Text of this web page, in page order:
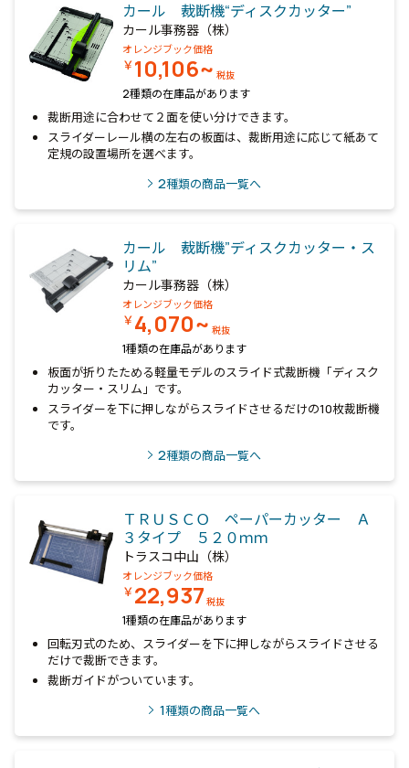
カール 裁断機“ディスクカッター”
カール事務器（株）
オレンジブック価格
￥10,106~ 税抜
2種類の在庫品があります
裁断用途に合わせて２面を使い分けできます。
スライダーレール横の左右の板面は、裁断用途に応じて紙あて
定規の設置場所を選べます。
2種類の商品一覧へ
カール 裁断機”ディスクカッター・ス
リム”
カール事務器（株）
オレンジブック価格
￥4,070~ 税抜
1種類の在庫品があります
板面が折りたためる軽量モデルのスライド式裁断機「ディスク
カッター・スリム」です。
スライダーを下に押しながらスライドさせるだけの10枚裁断機
です。
2種類の商品一覧へ
ＴＲＵＳＣＯ ペーパーカッター Ａ
３タイプ ５２０ｍｍ
トラスコ中山（株）
オレンジブック価格
￥22,937 税抜
1種類の在庫品があります
回転刃式のため、スライダーを下に押しながらスライドさせる
だけで裁断できます。
裁断ガイドがついています。
1種類の商品一覧へ